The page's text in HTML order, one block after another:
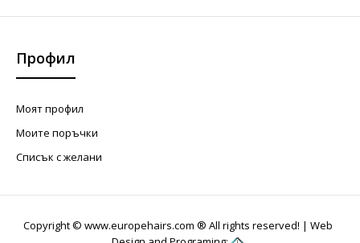
Профил
Моят профил
Моите поръчки
Списък с желани
Copyright © www.europehairs.com ® All rights reserved! | Web